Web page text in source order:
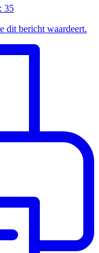
35
dit bericht waardeert.